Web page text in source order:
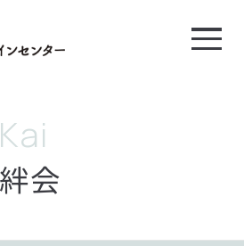
センターについて
会